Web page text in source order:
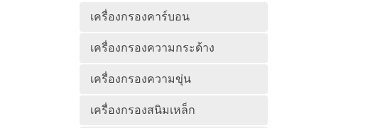
เครื่องกรองคาร์บอน
เครื่องกรองความกระด้าง
เครื่องกรองความขุ่น
เครื่องกรองสนิมเหล็ก